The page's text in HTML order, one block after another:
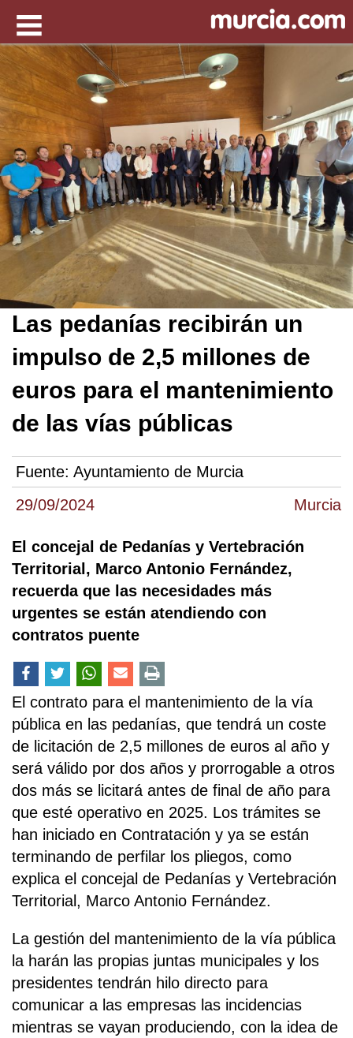
29/09/2024 Murcia
Las pedanías recibirán un
impulso de 2,5 millones de
euros para el mantenimiento
de las vías públicas
Fuente: Ayuntamiento de Murcia
El concejal de Pedanías y Vertebración
Territorial, Marco Antonio Fernández,
recuerda que las necesidades más
urgentes se están atendiendo con
contratos puente
El contrato para el mantenimiento de la vía
pública en las pedanías, que tendrá un coste
de licitación de 2,5 millones de euros al año y
será válido por dos años y prorrogable a otros
dos más se licitará antes de final de año para
que esté operativo en 2025. Los trámites se
han iniciado en Contratación y ya se están
terminando de perfilar los pliegos, como
explica el concejal de Pedanías y Vertebración
Territorial, Marco Antonio Fernández.
La gestión del mantenimiento de la vía pública
la harán las propias juntas municipales y los
presidentes tendrán hilo directo para
comunicar a las empresas las incidencias
mientras se vayan produciendo, con la idea de